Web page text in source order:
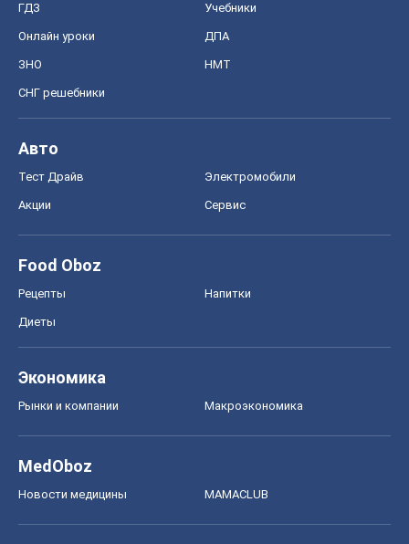
ГДЗ Учебники
Онлайн уроки ДПА
ЗНО НМТ
СНГ решебники
Авто
Тест Драйв Электромобили
Акции Сервис
Food Oboz
Рецепты Напитки
Диеты
Экономика
Рынки и компании Mакроэкономика
MedOboz
Новости медицины MAMACLUB